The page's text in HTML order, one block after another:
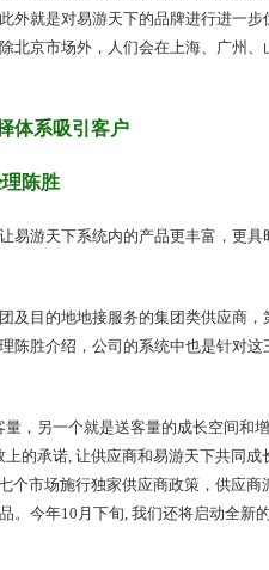
外就是对易游天下的品牌进行进一
北京市场外，人们会在上海、广州
体系吸引客户
陈胜
易游天下系统内的产品更丰富，更
及目的地地接服务的集团类供应商
陈胜介绍，公司的系统中也是针对这
，另一个就是送客量的成长空间和
的承诺, 让供应商和易游天下共同成
个市场施行独家供应商政策，供应商
。今年10月下旬, 我们还将启动全新